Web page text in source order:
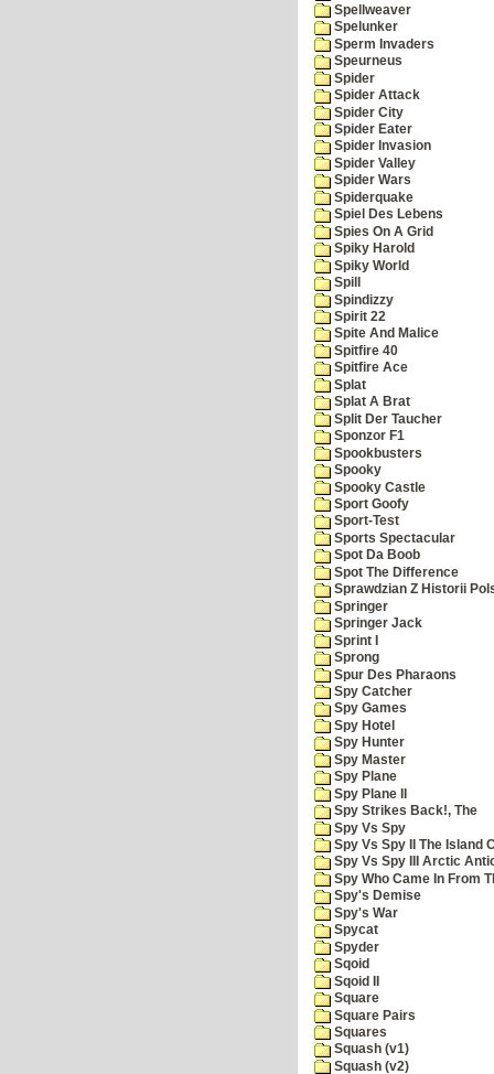
Spellweaver
Spelunker
Sperm Invaders
Speurneus
Spider
Spider Attack
Spider City
Spider Eater
Spider Invasion
Spider Valley
Spider Wars
Spiderquake
Spiel Des Lebens
Spies On A Grid
Spiky Harold
Spiky World
Spill
Spindizzy
Spirit 22
Spite And Malice
Spitfire 40
Spitfire Ace
Splat
Splat A Brat
Split Der Taucher
Sponzor F1
Spookbusters
Spooky
Spooky Castle
Sport Goofy
Sport-Test
Sports Spectacular
Spot Da Boob
Spot The Difference
Sprawdzian Z Historii
Springer
Springer Jack
Sprint I
Sprong
Spur Des Pharaons
Spy Catcher
Spy Games
Spy Hotel
Spy Hunter
Spy Master
Spy Plane
Spy Plane II
Spy Strikes Back!, The
Spy Vs Spy
Spy Vs Spy II The Island
Spy Vs Spy III Arctic
Spy Who Came In From
Spy's Demise
Spy's War
Spycat
Spyder
Sqoid
Sqoid II
Square
Square Pairs
Squares
Squash (v1)
Squash (v2)